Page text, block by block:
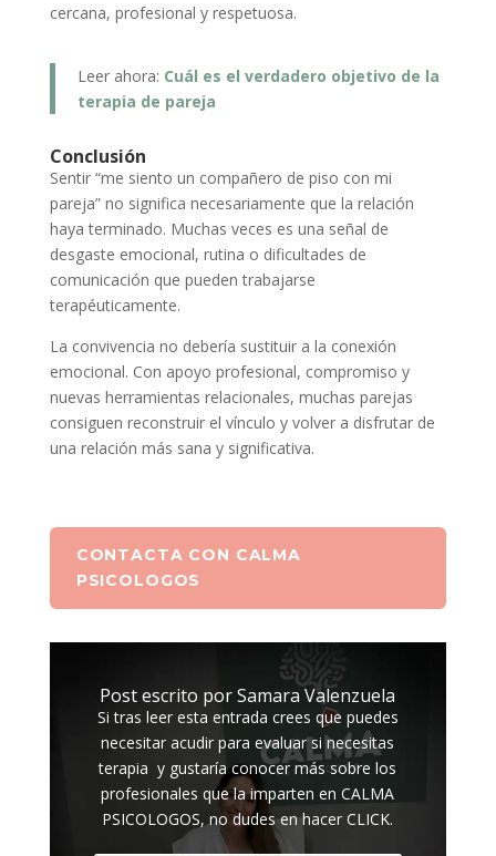
cercana, profesional y respetuosa.
Leer ahora: Cuál es el verdadero objetivo de la
terapia de pareja
Conclusión
Sentir “me siento un compañero de piso con mi
pareja” no significa necesariamente que la relación
haya terminado. Muchas veces es una señal de
desgaste emocional, rutina o dificultades de
comunicación que pueden trabajarse
terapéuticamente.
La convivencia no debería sustituir a la conexión
emocional. Con apoyo profesional, compromiso y
nuevas herramientas relacionales, muchas parejas
consiguen reconstruir el vínculo y volver a disfrutar de
una relación más sana y significativa.
CONTACTA CON CALMA
PSICOLOGOS
Post escrito por Samara Valenzuela
Si tras leer esta entrada crees que puedes
necesitar acudir para evaluar si necesitas
terapia y gustaría conocer más sobre los
profesionales que la imparten en CALMA
PSICOLOGOS, no dudes en hacer CLICK.